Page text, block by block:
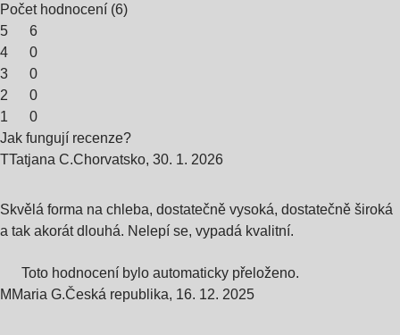
Počet hodnocení (6)
5
6
4
0
3
0
2
0
1
0
Jak fungují recenze?
TTatjana C.Chorvatsko, 30. 1. 2026
Skvělá forma na chleba, dostatečně vysoká, dostatečně široká
a tak akorát dlouhá. Nelepí se, vypadá kvalitní.
Toto hodnocení bylo automaticky přeloženo.
M Maria G.Česká republika, 16. 12. 2025